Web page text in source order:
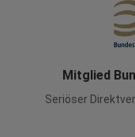
Mitglied
Seriöser